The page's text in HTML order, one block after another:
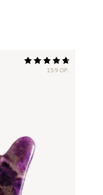
159 OP.
Ocena